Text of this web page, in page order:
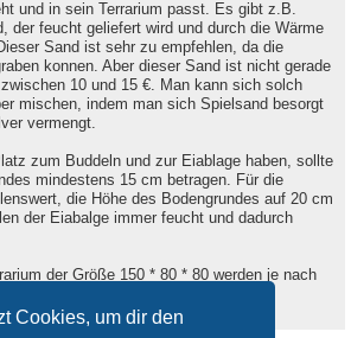
Cookies, um dir den
und in sein Terrarium passt. Es gibt z.B.
der feucht geliefert wird und durch die Wärme
Sand ist sehr zu empfehlen, da die
konnen. Aber dieser Sand ist nicht gerade
10 und 15 €. Man kann sich solch
mischen, indem man sich Spielsand besorgt
vermengt.
zum Buddeln und zur Eiablage haben, sollte
mindestens 15 cm betragen. Für die
die Höhe des Bodengrundes auf 20 cm
der Eiabalge immer feucht und dadurch
der Größe 150 * 80 * 80 werden je nach